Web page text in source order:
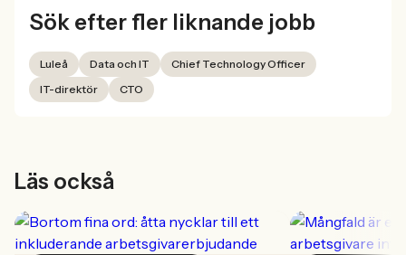
Sök efter fler liknande jobb
Luleå Data och IT
Chief Technology Officer
IT-direktör
CTO
Läs också